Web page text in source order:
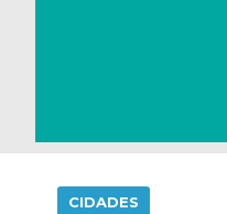
CIDADES